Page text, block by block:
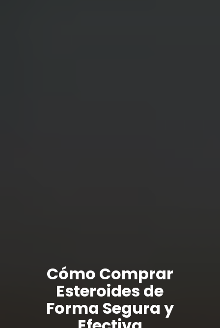
Cómo Comprar
Esteroides de
Forma Segura y